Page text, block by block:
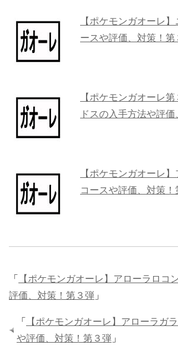
【ポケモンガオーレ
ースや評価、対策！第
【ポケモンガオーレ
ドスの入手方法や評価
【ポケモンガオーレ
コースや評価、対策！
「
【ポケモンガオーレ】アローラロコ
評価、対策！第３弾 」
「
【ポケモンガオーレ】アローラガ
や評価、対策！第３弾 」